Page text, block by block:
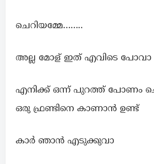
ചെറിയമ്മേ……..
അല്ല മോള് ഇത് എവിടെ പോവാ
എനിക്ക് ഒന്ന് പുറത്ത് പോണം
ഒരു ഫ്രണ്ടിനെ കാണാൻ ഉണ്ട്
കാർ ഞാൻ എടുക്കുവാ